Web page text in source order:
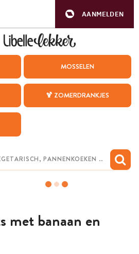
AANMELDEN
MOSSELEN
🍹 ZOMERDRANKJES
met banaan en